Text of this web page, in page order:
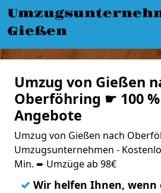
Gießen
Umzug von Gießen
Oberföhring ☛ 100
Angebote
Umzug von Gießen nach
Umzugsunternehmen -
Min. ➨ Umzüge ab 98€
✓ Wir helfen Ihnen, wenn